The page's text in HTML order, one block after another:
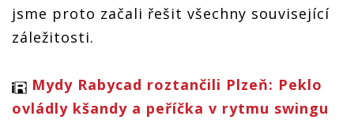
jsme proto začali řešit všechny související
záležitosti.
Mydy Rabycad roztančili Plzeň: Peklo
ovládly kšandy a peříčka v rytmu swingu